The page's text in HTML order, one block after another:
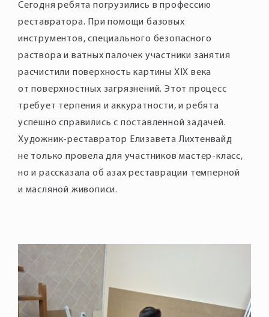
Сегодня ребята погрузились в профессию
реставратора. При помощи базовых
инструментов, специального безопасного
раствора и ватных палочек участники занятия
расчистили поверхность картины XIX века
от поверхностных загрязнений. Этот процесс
требует терпения и аккуратности, и ребята
успешно справились с поставленной задачей.
Художник-реставратор Елизавета Лихтенвайд
не только провела для участников мастер-класс,
но и рассказала об азах реставрации темперной
и масляной живописи.